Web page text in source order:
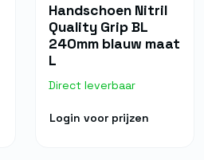
Handschoen Nitril
Quality Grip BL
240mm blauw maat
L
Direct leverbaar
Login voor prijzen